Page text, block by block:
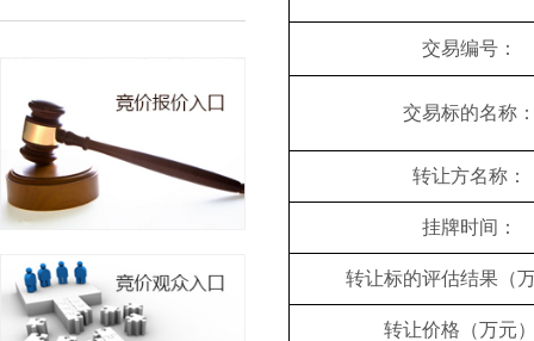
交易编号：
交易标的名称
转让方名称：
挂牌时间：
转让标的评估结果（
转让价格（万元